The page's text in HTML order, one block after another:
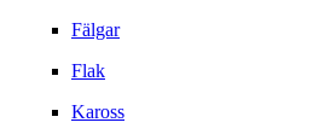
Fälgar
Flak
Kaross